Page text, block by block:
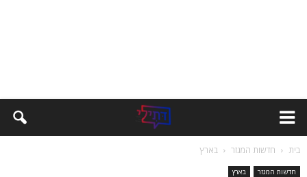
בית חדשות המגזר בארץ
חדשות המגזר בארץ